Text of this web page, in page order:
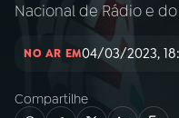
INÍCIO
Nacional de Rádio e do
NO AR EM04/03/2023,
Compartilhe